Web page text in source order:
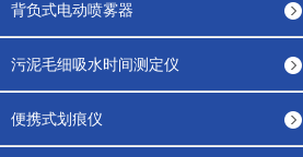
背负式电动喷雾器
污泥毛细吸水时间测定仪
便携式划痕仪